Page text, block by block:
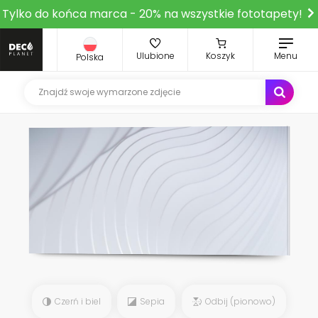
Tylko do końca marca - 20% na wszystkie fototapety!
Polska Ulubione Koszyk Menu
Czerń i biel Sepia Odbij (pionowo)